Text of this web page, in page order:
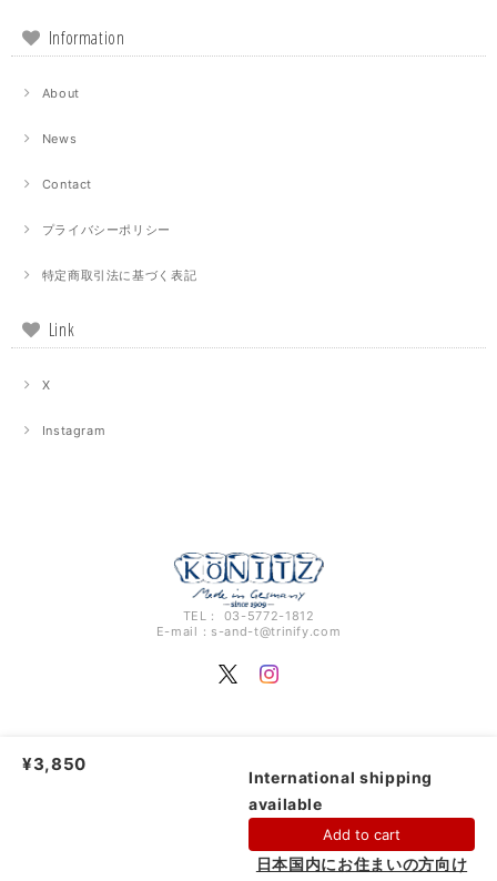
Information
About
News
Contact
プライバシーポリシー
特定商取引法に基づく表記
Link
X
Instagram
TEL： 03-5772-1812
E-mail： s-and-t@trinify.com
ドイツのマグカップKONITZ | プライバシーポリシー 特定商取引法に基づく表記
¥3,850
International shipping
available
Add to cart
日本国内にお住まいの方向け